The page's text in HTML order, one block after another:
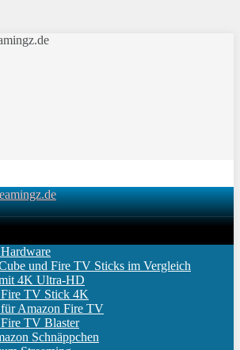
und Fire TV Sticks im Vergleich
4K Ultra-HD
TV Stick 4K
Amazon Fire TV
TV Blaster
Schnäppchen